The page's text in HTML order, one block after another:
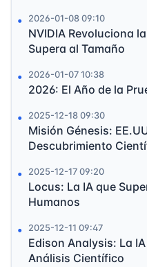
2026-01-08 09:10
NVIDIA Revoluciona
Supera al Tamaño
2026-01-07 10:38
2026: El Año de la
2025-12-18 09:30
Misión Génesis:
Descubrimiento
2025-12-17 09:20
Locus: La IA que
Humanos
2025-12-11 09:47
Edison Analysis: La
Análisis Científico